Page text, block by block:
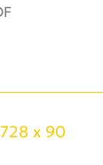
728 x 90